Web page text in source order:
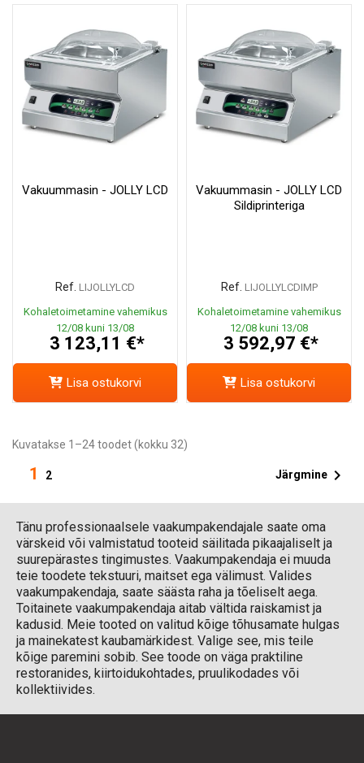
Vakuummasin - JOLLY LCD
Ref. LIJOLLYLCD
Kohaletoimetamine vahemikus
12/08 kuni 13/08
3 123,11 €*
Lisa ostukorvi
Vakuummasin - JOLLY LCD
Sildiprinteriga
Ref. LIJOLLYLCDIMP
Kohaletoimetamine vahemikus
12/08 kuni 13/08
3 592,97 €*
Lisa ostukorvi
Kuvatakse 1–24 toodet (kokku 32)
1 2 Järgmine 
Tänu professionaalsele vaakumpakendajale saate oma
värskeid või valmistatud tooteid säilitada pikaajaliselt ja
suurepärastes tingimustes. Vaakumpakendaja ei muuda
teie toodete tekstuuri, maitset ega välimust. Valides
vaakumpakendaja, saate säästa raha ja tõeliselt aega.
Toitainete vaakumpakendaja aitab vältida raiskamist ja
kadusid. Meie tooted on valitud kõige tõhusamate hulgas
ja mainekatest kaubamärkidest. Valige see, mis teile
kõige paremini sobib. See toode on väga praktiline
restoranides, kiirtoidukohtades, pruulikodades või
kollektiivides.